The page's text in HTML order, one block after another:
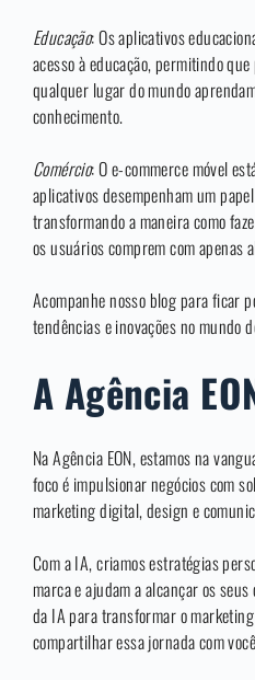
Educação: Os aplicativos
acesso à educação, permitindo
qualquer lugar do mundo
conhecimento.
Comércio: O e-commerce móvel
aplicativos desempenham um
transformando a maneira como
os usuários comprem com apenas
Acompanhe nosso blog para ficar
tendências e inovações no mundo
A Agência
Na Agência EON, estamos na
foco é impulsionar negócios com
marketing digital, design e
Com a IA, criamos estratégias
marca e ajudam a alcançar os
da IA para transformar o
compartilhar essa jornada com